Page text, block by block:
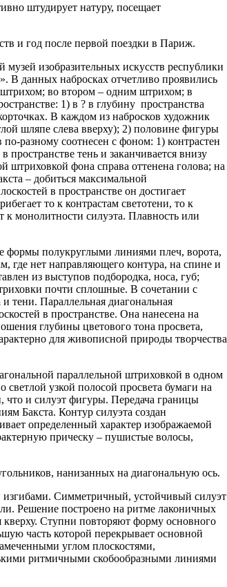
штудирует натуру, посещает
и год после первой поездки в Париж.
изобразительных искусств республики
В данных набросках отчетливо проявились
во втором – одним штрихом; в
1) в ? в глубину пространства
В каждом из набросков художник
шляпе слева вверху); 2) половине фигуры
разному соотнесен с фоном: 1) контрастен
тень и заканчивается внизу
фона справа оттенена голова; на
– добиться максимальной
в пространстве он достигает
то к контрастам светотени, то к
монолитности силуэта. Плавность или
формы полукруглыми линиями плеч, ворота,
где нет направляющего контура, на спине и
из выступов подбородка, носа, губ;
почти сплошные. В сочетании с
тени. Параллельная диагональная
в пространстве. Она нанесена на
глубины цветового тона просвета,
для живописной природы творчества
параллельной штриховкой в одном
узкой полосой просвета бумаги на
что и силуэт фигуры. Передача границы
Бакста. Контур силуэта создан
определенный характер изображаемой
прическу – пушистые волосы,
нанизанных на диагональную ось.
Симметричный, устойчивый силуэт
Решение построено на ритме лаконичных
Ступни повторяют форму основного
часть которой перекрывает основной
углом плоскостями,
ритмичными скобообразными линиями